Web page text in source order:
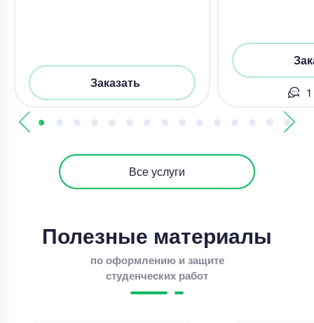
Заказать
Все услуги
Полезные материалы
по оформлению и защите
студенческих работ